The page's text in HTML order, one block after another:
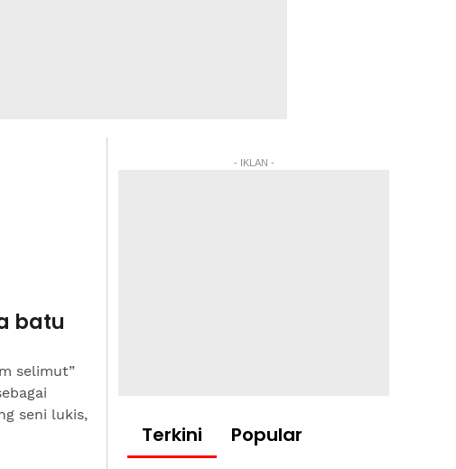
batu
selimut”
seni lukis,
- IKLAN -
Terkini Popular